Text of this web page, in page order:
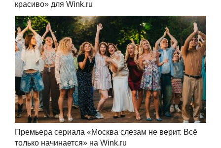
красиво» для Wink.ru
Премьера сериала «Москва слезам не верит. Всё
только начинается» на Wink.ru